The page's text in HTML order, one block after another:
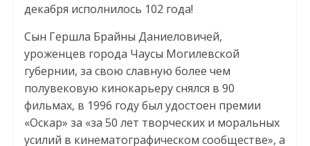
декабря исполнилось 102 года!
Сын Гершла Брайны Даниеловичей,
уроженцев города Чаусы Могилевской
губернии, за свою славную более чем
полувековую кинокарьеру снялся в 90
фильмах, в 1996 году был удостоен премии
«Оскар» за «за 50 лет творческих и моральных
усилий в кинематографическом сообществе», а